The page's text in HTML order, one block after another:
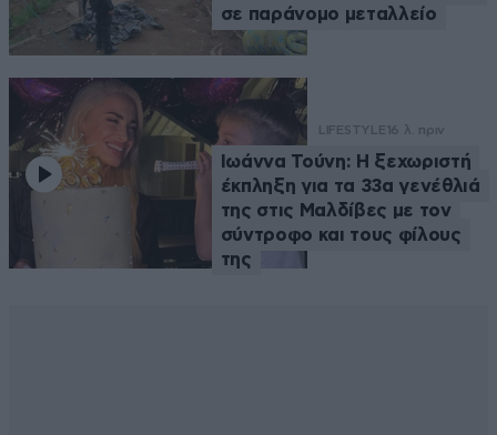
σε παράνομο μεταλλείο
LIFESTYLE 16 λ. πριν
Ιωάννα Τούνη: Η ξεχωριστή
έκπληξη για τα 33α γενέθλιά
της στις Μαλδίβες με τον
σύντροφο και τους φίλους
της